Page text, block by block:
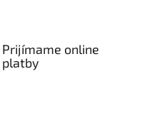
Prijímame online
platby